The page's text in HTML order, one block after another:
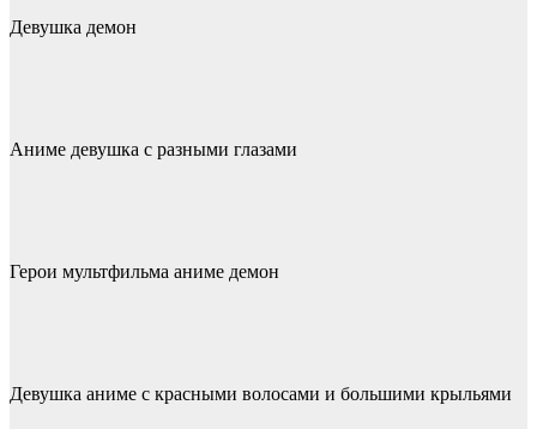
Девушка демон
Аниме девушка с разными глазами
Герои мультфильма аниме демон
Девушка аниме с красными волосами и большими крыльями